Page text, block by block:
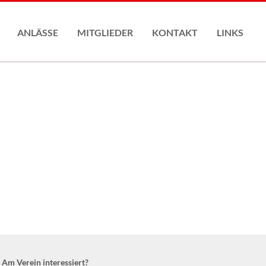
ANLÄSSE MITGLIEDER KONTAKT LINKS
Am Verein interessiert?